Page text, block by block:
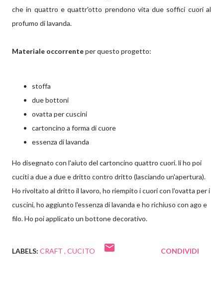
che in quattro e quattr'otto prendono vita due soffici cuori al
profumo di lavanda.
Materiale occorrenteper questo progetto:
stoffa
due bottoni
ovatta per cuscini
cartoncino a forma di cuore
essenza di lavanda
Ho disegnato con l'aiuto del cartoncino quattro cuori. li ho poi
cuciti a due a due e dritto contro dritto (lasciando un'apertura).
Ho rivoltato al dritto il lavoro, ho riempito i cuori con l'ovatta per i
cuscini, ho aggiunto l'essenza di lavanda e ho richiuso con ago e
filo. Ho poi applicato un bottone decorativo.
LABELS: CRAFT CUCITO CONDIVIDI